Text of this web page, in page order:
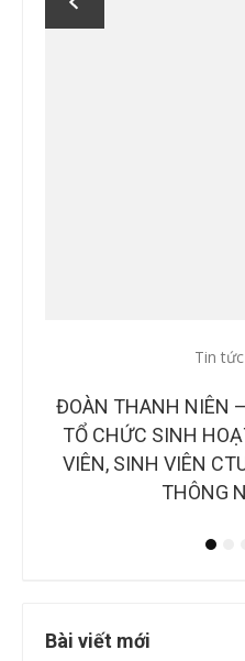
Tin
ĐOÀN THANH NIÊN
TỔ CHỨC SINH
VIÊN, SINH VIÊN
THÔNG
Bài viết mới